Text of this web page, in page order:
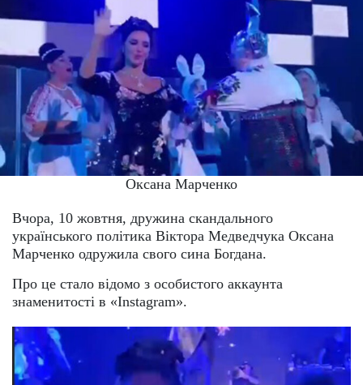
Оксана Марченко
Вчора, 10 жовтня, дружина скандального
українського політика Віктора Медведчука Оксана
Марченко одружила свого сина Богдана.
Про це стало відомо з особистого аккаунта
знаменитості в «Instagram».